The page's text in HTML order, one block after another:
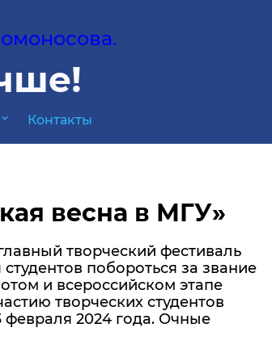
expand_more Контакты
весна в МГУ»
творческий фестиваль
побороться за звание
и всероссийском этапе
творческих студентов
февраля 2024 года. Очные